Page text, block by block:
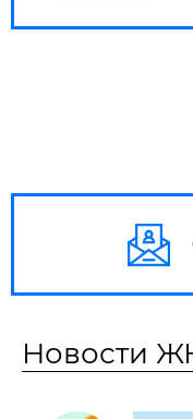
Новости